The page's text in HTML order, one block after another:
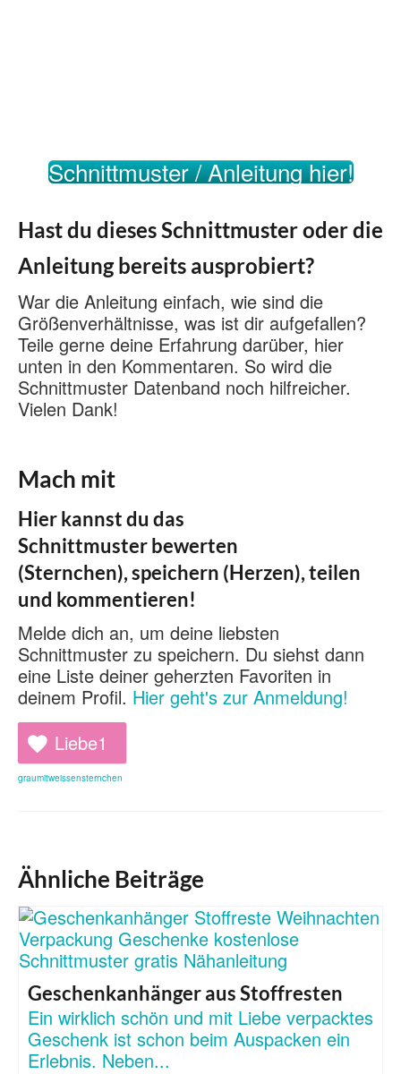
Schnittmuster / Anleitung hier!
Hast du dieses Schnittmuster oder die
Anleitung bereits ausprobiert?
War die Anleitung einfach, wie sind die
Größenverhältnisse, was ist dir aufgefallen?
Teile gerne deine Erfahrung darüber, hier
unten in den Kommentaren. So wird die
Schnittmuster Datenband noch hilfreicher.
Vielen Dank!
Mach mit
Hier kannst du das
Schnittmuster bewerten
(Sternchen), speichern (Herzen), teilen
und kommentieren!
Melde dich an, um deine liebsten
Schnittmuster zu speichern. Du siehst dann
eine Liste deiner geherzten Favoriten in
deinem Profil. Hier geht's zur Anmeldung!
Liebe1
graumitweissensternchen
Ähnliche Beiträge
Geschenkanhänger aus Stoffresten
Ein wirklich schön und mit Liebe verpacktes
Geschenk ist schon beim Auspacken ein
Erlebnis. Neben...